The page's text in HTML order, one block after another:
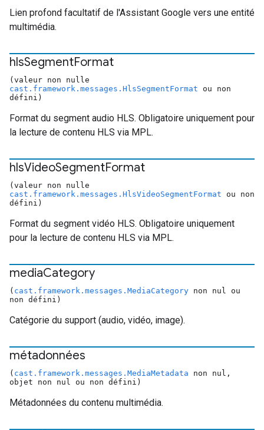
Lien profond facultatif de l'Assistant Google vers une entité
multimédia.
hlsSegmentFormat
(valeur non nulle
cast.framework.messages.HlsSegmentFormat ou non
défini)
Format du segment audio HLS. Obligatoire uniquement pour
la lecture de contenu HLS via MPL.
hlsVideoSegmentFormat
(valeur non nulle
cast.framework.messages.HlsVideoSegmentFormat ou non
défini)
Format du segment vidéo HLS. Obligatoire uniquement
pour la lecture de contenu HLS via MPL.
mediaCategory
( cast.framework.messages.MediaCategory non nul ou
non défini)
Catégorie du support (audio, vidéo, image).
métadonnées
( cast.framework.messages.MediaMetadata non nul,
objet non nul ou non défini)
Métadonnées du contenu multimédia.